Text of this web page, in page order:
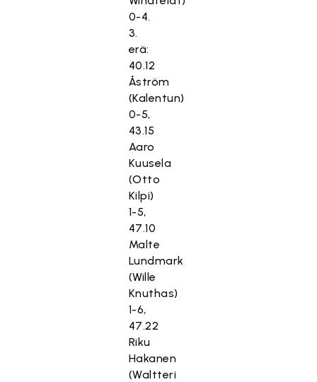
0-4.
3.
erä:
40.12
Åström
(Kalentun)
0-5,
43.15
Aaro
Kuusela
(Otto
Kilpi)
1-5,
47.10
Malte
Lundmark
(Wille
Knuthas)
1-6,
47.22
Riku
Hakanen
(Waltteri